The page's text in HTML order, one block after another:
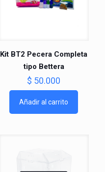
Kit BT2 Pecera Completa
tipo Bettera
$ 50.000
Añadir al carrito